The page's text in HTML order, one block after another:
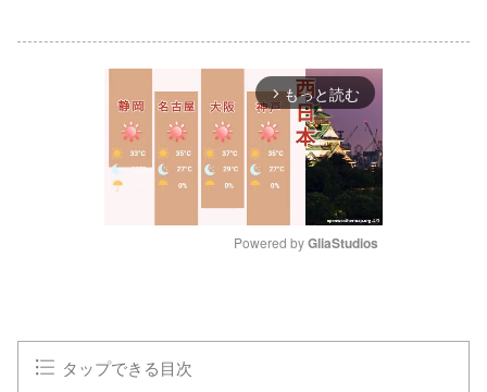
arrow_forward_ios もっと読む
Powered by GliaStudios
タップできる目次